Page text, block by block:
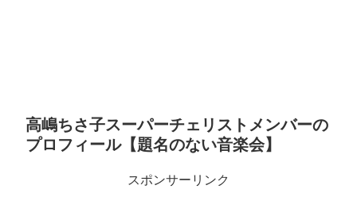
高嶋ちさ子スーパーチェリストメンバーの
プロフィール【題名のない音楽会】
スポンサーリンク